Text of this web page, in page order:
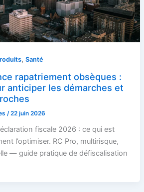
, Santé
rapatriement obsèques :
anticiper les démarches et
/22 juin 2026
fiscale 2026 : ce qui est
l’optimiser. RC Pro, multirisque,
— guide pratique de défiscalisation